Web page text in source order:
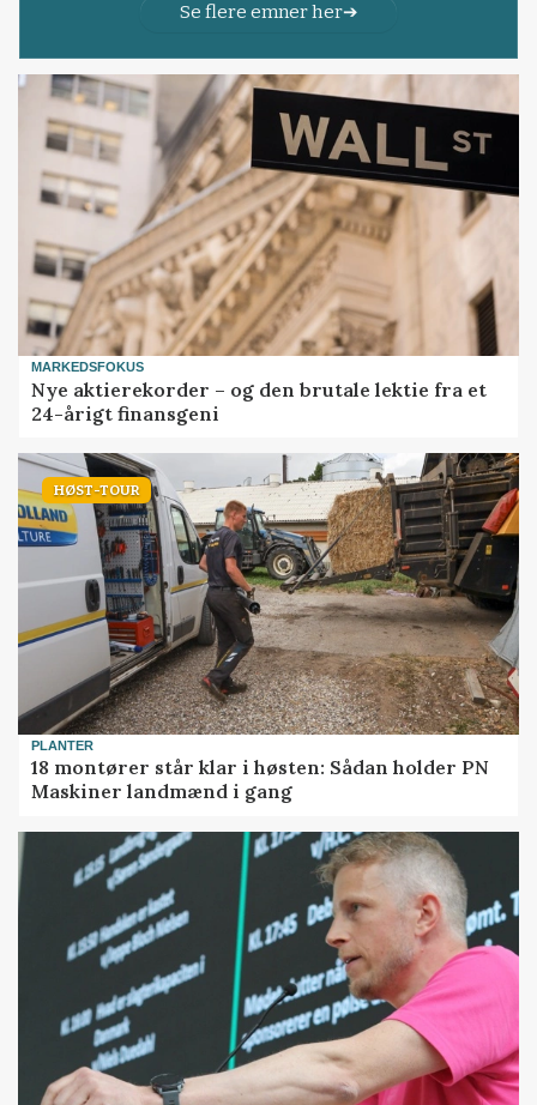
Se flere emner her
MARKEDSFOKUS
Nye aktierekorder – og den brutale lektie fra et
24-årigt finansgeni
HØST-TOUR
PLANTER
18 montører står klar i høsten: Sådan holder PN
Maskiner landmænd i gang